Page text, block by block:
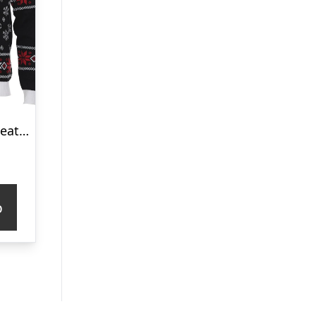
Den Bitre Julesweater